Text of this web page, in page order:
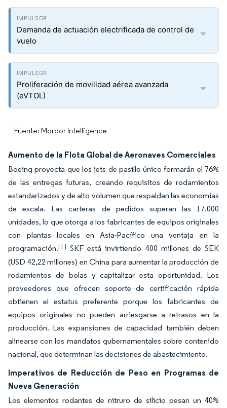
Demanda de actuación electrificada de control de
vuelo
Proliferación de movilidad aérea avanzada
(eVTOL)
Fuente: Mordor Intelligence
Aumento de la Flota Global de Aeronaves Comerciales
Boeing proyecta que los jets de pasillo único formarán el 76%
de las entregas futuras, creando requisitos de rodamientos
estandarizados y de alto volumen que respaldan las economías
de escala. Las carteras de pedidos superan las 17.000
unidades, lo que otorga a los fabricantes de equipos originales
con plantas locales en Asia-Pacífico una ventaja en la
programación.[1] SKF está invirtiendo 400 millones de SEK
(USD 42,22 millones) en China para aumentar la producción de
rodamientos de bolas y capitalizar esta oportunidad. Los
proveedores que ofrecen soporte de certificación rápida
obtienen el estatus preferente porque los fabricantes de
equipos originales no pueden arriesgarse a retrasos en la
producción. Las expansiones de capacidad también deben
alinearse con los mandatos gubernamentales sobre contenido
nacional, que determinan las decisiones de abastecimiento.
Imperativos de Reducción de Peso en Programas de
Nueva Generación
Los elementos rodantes de nitruro de silicio pesan un 40%